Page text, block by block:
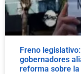
Freno
gobernadores
reforma sobre